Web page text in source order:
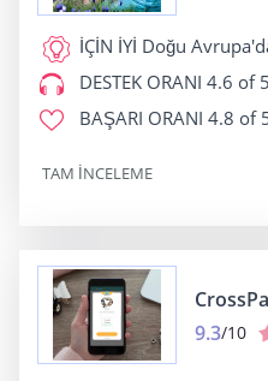
İÇİN İYİ Doğu
DESTEK ORANI 4.6 of 5
BAŞARI ORANI 4.8 of
TAM INCELEME
9.3/10